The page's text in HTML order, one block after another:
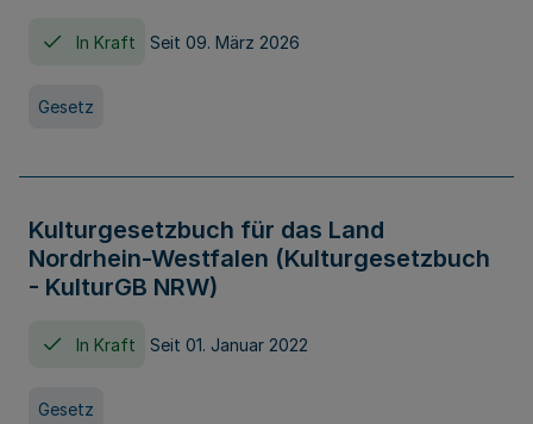
In Kraft Seit 09. März 2026
Gesetz
Kulturgesetzbuch für das Land
Nordrhein-Westfalen (Kulturgesetzbuch
- KulturGB NRW)
In Kraft Seit 01. Januar 2022
Gesetz